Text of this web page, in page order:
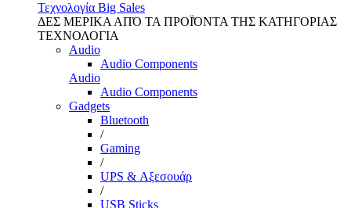
Τεχνολογία Big Sales
ΔΕΣ ΜΕΡΙΚΑ ΑΠΌ ΤΑ ΠΡΟΪΌΝΤΑ ΤΗΣ ΚΑΤΗΓΟΡΙΑΣ
ΤΕΧΝΟΛΟΓΙΑ
Audio
Audio Components
Audio
Audio Components
Gadgets
Bluetooth
/
Gaming
/
UPS & Αξεσουάρ
/
USB Sticks